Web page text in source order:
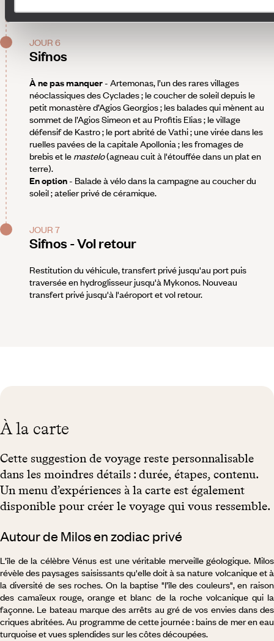
JOUR 6
Sifnos
À ne pas manquer- Artemonas, l’un des rares villages
néoclassiques des Cyclades ; le coucher de soleil depuis le
petit monastère d’Agios Georgios ; les balades qui mènent au
sommet de l’Agios Simeon et au Profitis Elias ; le village
défensif de Kastro ; le port abrité de Vathi ; une virée dans les
ruelles pavées de la capitale Apollonia ; les fromages de
brebis et le mastelo(agneau cuit à l'étouffée dans un plat en
terre).
En option- Balade à vélo dans la campagne au coucher du
soleil ; atelier privé de céramique.
JOUR 7
Sifnos - Vol retour
Restitution du véhicule, transfert privé jusqu'au port puis
traversée en hydroglisseur jusqu'à Mykonos. Nouveau
transfert privé jusqu'à l'aéroport et vol retour.
À la carte
Cette suggestion de voyage reste personnalisable
dans les moindres détails : durée, étapes, contenu.
Un menu d’expériences à la carte est également
disponible pour créer le voyage qui vous ressemble.
Autour de Milos en zodiac privé
L'île de la célèbre Vénus est une véritable merveille géologique. Milos
révèle des paysages saisissants qu'elle doit à sa nature volcanique et à
la diversité de ses roches. On la baptise "l’île des couleurs", en raison
des camaïeux rouge, orange et blanc de la roche volcanique qui la
façonne. Le bateau marque des arrêts au gré de vos envies dans des
criques abritées. Au programme de cette journée : bains de mer en eau
turquoise et vues splendides sur les côtes découpées.